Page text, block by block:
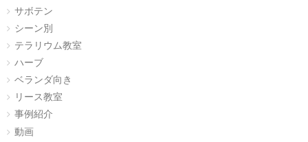
サボテン
シーン別
テラリウム教室
ハーブ
ベランダ向き
リース教室
事例紹介
動画